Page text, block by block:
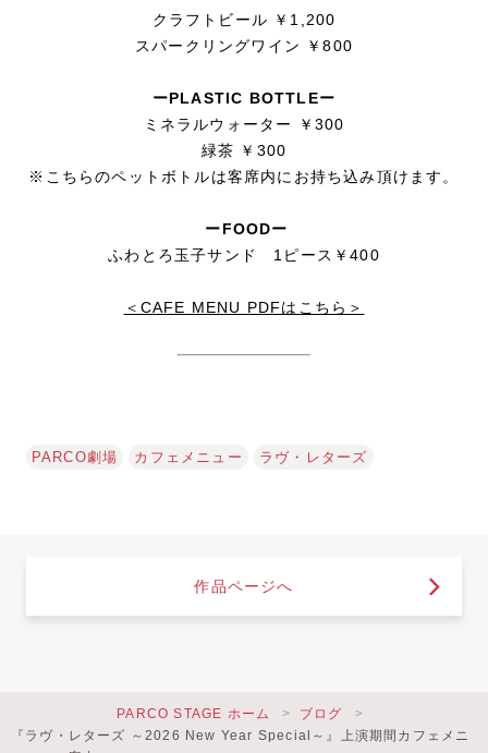
クラフトビール ￥1,200
スパークリングワイン ￥800
ーPLASTIC BOTTLEー
ミネラルウォーター ￥300
緑茶 ￥300
※こちらのペットボトルは客席内にお持ち込み頂けます。
ーFOODー
ふわとろ玉子サンド 1ピース￥400
＜CAFE MENU PDFはこちら＞
PARCO劇場 カフェメニュー ラヴ・レターズ
作品ページへ
PARCO STAGE ホーム
ブログ
『ラヴ・レターズ ～2026 New Year Special～』上演期間カフェメニ